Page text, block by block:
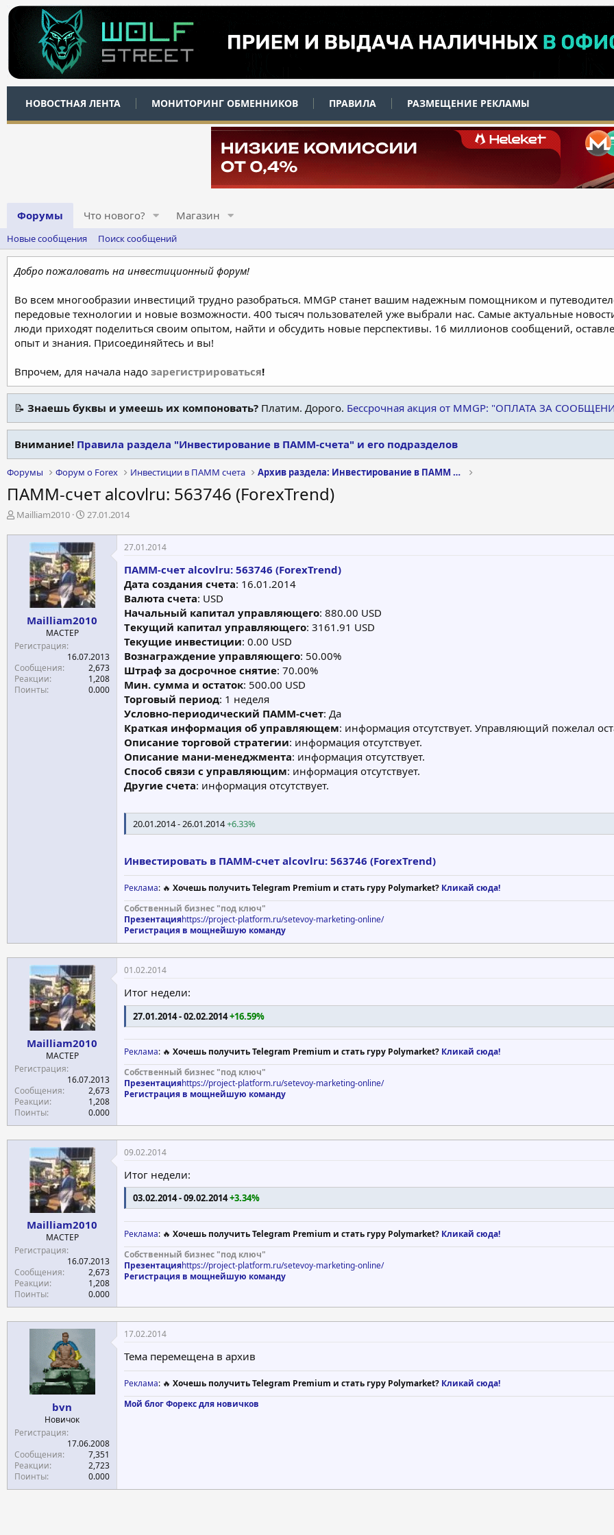
НОВОСТНАЯ ЛЕНТА МОНИТОРИНГ ОБМЕННИКОВ ПРАВИЛА РАЗМЕЩЕНИЕ РЕКЛАМЫ
Форумы Что нового? Магазин
Новые сообщения Поиск сообщений
Добро пожаловать на инвестиционный форум!
Во всем многообразии инвестиций трудно разобраться. MMGP станет вашим надежным помощником и
передовые технологии и новые возможности. 400 тысяч пользователей уже выбрали нас. Самые актуальные
люди приходят поделиться своим опытом, найти и обсудить новые перспективы. 16 миллионов сообщений,
опыт и знания. Присоединяйтесь и вы!
Впрочем, для начала надо зарегистрироваться!
📝 Знаешь буквы и умеешь их компоновать? Платим. Дорого. Бессрочная акция от MMGP: "ОПЛАТА ЗА
Внимание! Правила раздела "Инвестирование в ПАММ-счета" и его подразделов
Форумы Форум о Forex Инвестиции в ПАММ счета Архив раздела: Инвестирование в ПАММ счета
ПАММ-счет alcovlru: 563746 (ForexTrend)
А
т
Mailliam2010
Д
т
а
н
а
ч
а
а
27.01.2014
Mailliam2010
МАСТЕР
Регистрация
16.07.2013
Сообщения
2,673
Реакции
1,208
Поинты
0.000
27.01.2014
ПАММ-счет alcovlru: 563746 (ForexTrend)
Дата создания счета: 16.01.2014
Валюта счета: USD
Начальный капитал управляющего: 880.00 USD
Tекущий капитал управляющегo: 3161.91 USD
Текущие инвестиции: 0.00 USD
Вознаграждение управляющего: 50.00%
Штраф за досрочное снятие: 70.00%
Мин. сумма и остаток: 500.00 USD
Торговый период: 1 неделя
Условно-периодический ПАММ-счет: Да
Краткая информация об управляющем: информация отсутствует. Управляющий пожелал
Описание торговой стратегии: информация отсутствует.
Описание мани-менеджмента: информация отсутствует.
Способ связи с управляющим: информация отсутствует.
Другие счета: информация отсутствует.
20.01.2014 - 26.01.2014+6.33%
Инвестировать в ПАММ-счет alcovlru: 563746 (ForexTrend)
Реклама: 🔥 Хочешь получить Telegram Premium и стать гуру Polymarket? Кликай сюда!
Собственный бизнес "под ключ"
Презентацияhttps://project-platform.ru/setevoy-marketing-online/
Регистрация в мощнейшую команду
Mailliam2010
МАСТЕР
Регистрация
16.07.2013
Сообщения
2,673
Реакции
1,208
Поинты
0.000
01.02.2014
Итог недели:
27.01.2014 - 02.02.2014+16.59%
Реклама: 🔥 Хочешь получить Telegram Premium и стать гуру Polymarket? Кликай сюда!
Собственный бизнес "под ключ"
Презентацияhttps://project-platform.ru/setevoy-marketing-online/
Регистрация в мощнейшую команду
Mailliam2010
МАСТЕР
Регистрация
16.07.2013
Сообщения
2,673
Реакции
1,208
Поинты
0.000
09.02.2014
Итог недели:
03.02.2014 - 09.02.2014+3.34%
Реклама: 🔥 Хочешь получить Telegram Premium и стать гуру Polymarket? Кликай сюда!
Собственный бизнес "под ключ"
Презентацияhttps://project-platform.ru/setevoy-marketing-online/
Регистрация в мощнейшую команду
bvn
Новичок
Регистрация
17.06.2008
Сообщения
7,351
Реакции
2,723
Поинты
0.000
17.02.2014
Тема перемещена в архив
Реклама: 🔥 Хочешь получить Telegram Premium и стать гуру Polymarket? Кликай сюда!
Мой блогФорекс для новичков